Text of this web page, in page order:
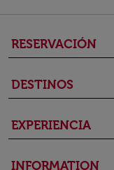
RESERVACIÓN
DESTINOS
EXPERIENCIA
INFORMATION